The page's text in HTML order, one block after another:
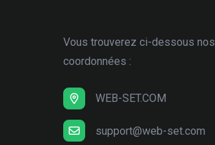
Vous trouverez ci-dessous nos
coordonnées :
WEB-SET.COM
support@web-set.com